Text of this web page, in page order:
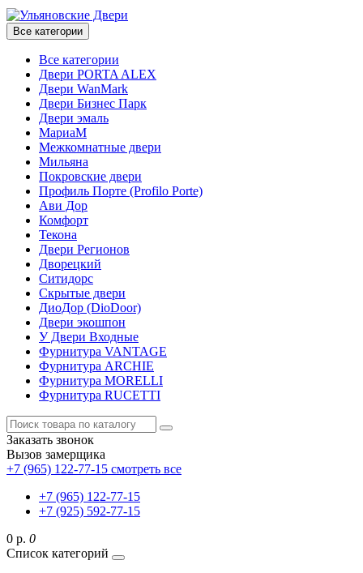
Все категории
Все категории
Двери PORTA ALEX
Двери WanMark
Двери Бизнес Парк
Двери эмаль
МариаМ
Межкомнатные двери
Мильяна
Покровские двери
Профиль Порте (Profilo Porte)
Ави Дор
Комфорт
Текона
Двери Регионов
Дворецкий
Ситидорс
Скрытые двери
ДиоДор (DioDoor)
Двери экошпон
У Двери Входные
Фурнитура VANTAGE
Фурнитура ARCHIE
Фурнитура MORELLI
Фурнитура RUCETTI
Заказать звонок
Вызов замерщика
+7 (965) 122-77-15 смотреть все
+7 (965) 122-77-15
+7 (925) 592-77-15
0 р. 0
Список категорий